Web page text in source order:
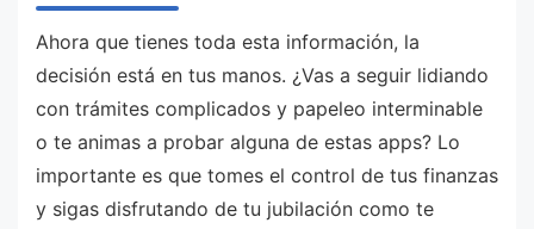
Ahora que tienes toda esta información, la
decisión está en tus manos. ¿Vas a seguir lidiando
con trámites complicados y papeleo interminable
o te animas a probar alguna de estas apps? Lo
importante es que tomes el control de tus finanzas
y sigas disfrutando de tu jubilación como te